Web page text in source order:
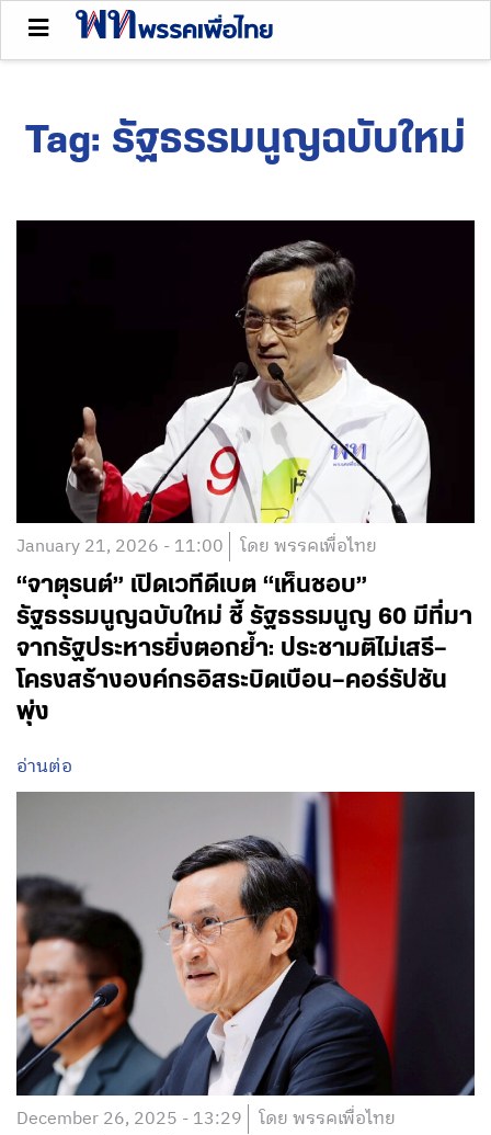
Tag: รัฐธรรมนูญฉบับใหม่
January 21, 2026 - 11:00 โดย พรรคเพื่อไทย
“จาตุรนต์” เปิดเวทีดีเบต “เห็นชอบ”
รัฐธรรมนูญฉบับใหม่ ชี้ รัฐธรรมนูญ 60 มีที่มา
จากรัฐประหารยิ่งตอกย้ำ: ประชามติไม่เสรี—
โครงสร้างองค์กรอิสระบิดเบือน—คอร์รัปชัน
พุ่ง
อ่านต่อ
December 26, 2025 - 13:29 โดย พรรคเพื่อไทย